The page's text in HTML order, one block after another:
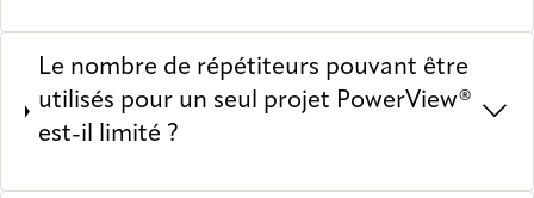
Le nombre de répétiteurs pouvant être
utilisés pour un seul projet PowerView®
est-il limité ?